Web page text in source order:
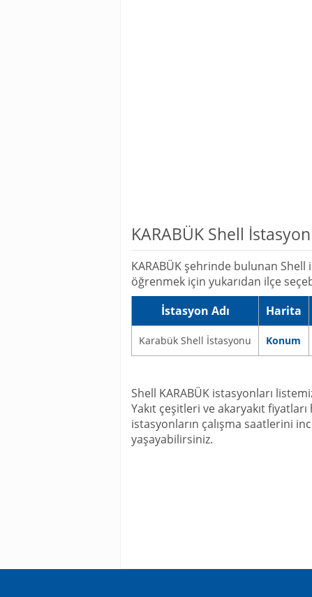
KARABÜK Shell
KARABÜK şehrinde bulunan Shell
öğrenmek için yukarıdan ilçe
İstasyon Adı
Harita
Karabük Shell İstasyonu Konum
Shell KARABÜK istasyonları
Yakıt çeşitleri ve akaryakıt
istasyonların çalışma saatlerini
yaşayabilirsiniz.